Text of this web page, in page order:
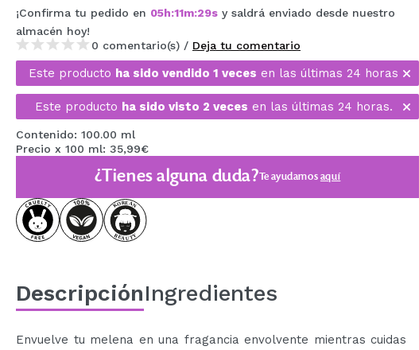
MAQUIFARMA
KOREA ZONE
TRAVEL SIZE
NATURE
OFERTAS
OUTLET
¡HAN VUELTO!
BLOG
¡Confirma tu pedido en 05h:11m:28s y saldrá enviado desde nuestro
almacén hoy!
0 comentario(s) / Deja tu comentario
Este producto ha sido vendido 1 veces en las últimas 24 horas
Este producto ha sido visto 2 veces en las últimas 24 horas.
Contenido: 100.00 ml
Precio x 100 ml: 35,99€
¿Tienes alguna duda?Te ayudamosaquí
DescripciónIngredientes
Envuelve tu melena en una fragancia envolvente mientras cuidas